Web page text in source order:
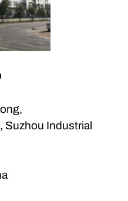
Suzhou Industrial